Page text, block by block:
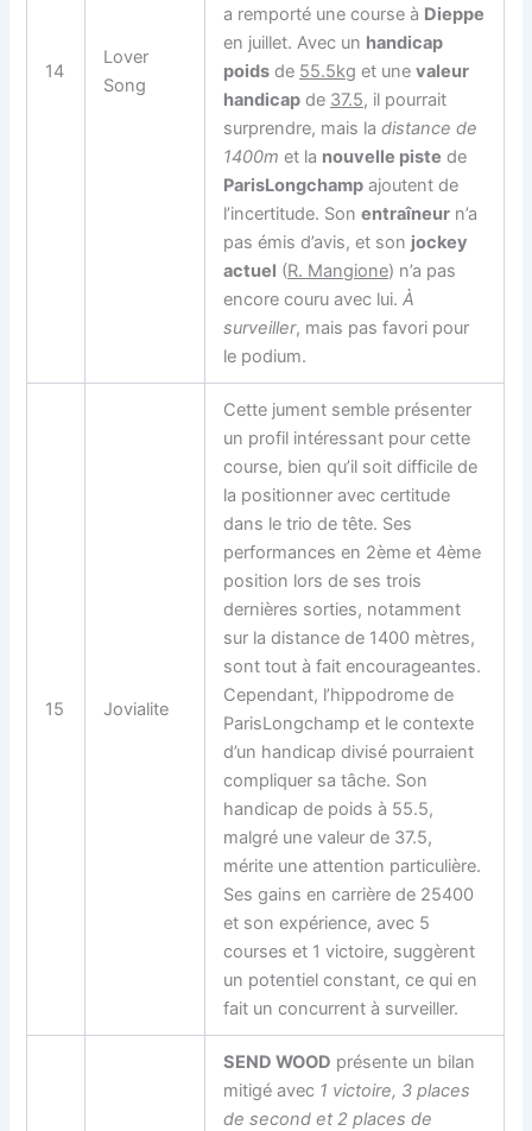
14
Lover
Song
a remporté une course à Dieppe
en juillet. Avec un handicap
poids de 55.5kg et unevaleur
handicap de 37.5, il pourrait
surprendre, mais ladistance de
1400m et la nouvelle piste de
ParisLongchamp ajoutent de
l’incertitude. Sonentraîneur n’a
pas émis d’avis, et son jockey
actuel (R. Mangione) n’a pas
encore couru avec lui.À
surveiller, mais pas favori pour
le podium.
15 Jovialite
Cette jument semble présenter
un profil intéressant pour cette
course, bien qu’il soit difficile de
la positionner avec certitude
dans le trio de tête. Ses
performances en 2ème et 4ème
position lors de ses trois
dernières sorties, notamment
sur la distance de 1400 mètres,
sont tout à fait encourageantes.
Cependant, l’hippodrome de
ParisLongchamp et le contexte
d’un handicap divisé pourraient
compliquer sa tâche. Son
handicap de poids à 55.5,
malgré une valeur de 37.5,
mérite une attention particulière.
Ses gains en carrière de 25400
et son expérience, avec 5
courses et 1 victoire, suggèrent
un potentiel constant, ce qui en
fait un concurrent à surveiller.
SEND WOOD présente un bilan
mitigé avec 1 victoire, 3 places
de second et 2 places de